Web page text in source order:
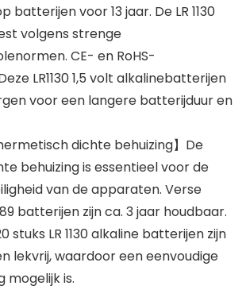
batterijen voor 13 jaar. De LR 1130
volgens strenge
CE- en RoHS-
LR1130 1,5 volt alkalinebatterijen
voor een langere batterijduur en
dichte behuizing】De
behuizing is essentieel voor de
van de apparaten. Verse
batterijen zijn ca. 3 jaar houdbaar.
stuks LR 1130 alkaline batterijen zijn
lekvrij, waardoor een eenvoudige
mogelijk is.